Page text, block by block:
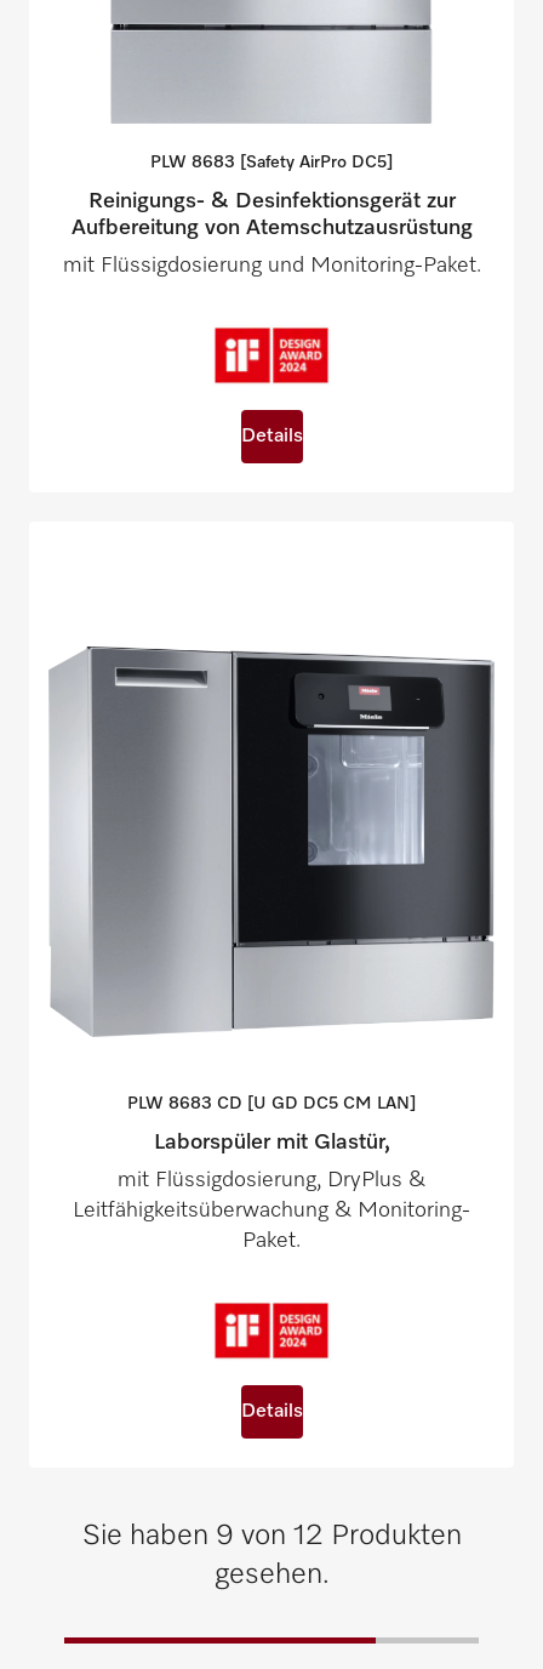
PLW 8683 [Safety AirPro DC5]
Reinigungs- & Desinfektionsgerät zur
Aufbereitung von Atemschutzausrüstung
mit Flüssigdosierung und Monitoring-Paket.
Details
PLW 8683 CD [U GD DC5 CM LAN]
Laborspüler mit Glastür,
mit Flüssigdosierung, DryPlus &
Leitfähigkeitsüberwachung & Monitoring-
Paket.
Details
Sie haben 9 von 12 Produkten
gesehen.